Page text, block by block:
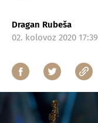
Dragan Rubeša
02. kolovoz 2020 17:39